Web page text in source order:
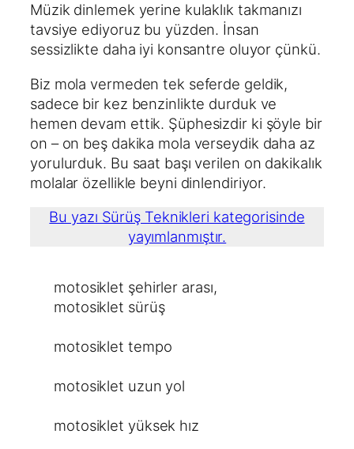
Müzik dinlemek yerine kulaklık takmanızı
tavsiye ediyoruz bu yüzden. İnsan
sessizlikte daha iyi konsantre oluyor çünkü.
Biz mola vermeden tek seferde geldik,
sadece bir kez benzinlikte durduk ve
hemen devam ettik. Şüphesizdir ki şöyle bir
on – on beş dakika mola verseydik daha az
yorulurduk. Bu saat başı verilen on dakikalık
molalar özellikle beyni dinlendiriyor.
Bu yazı Sürüş Teknikleri kategorisinde
yayımlanmıştır.
motosiklet şehirler arası,
motosiklet sürüş
motosiklet tempo
motosiklet uzun yol
motosiklet yüksek hız